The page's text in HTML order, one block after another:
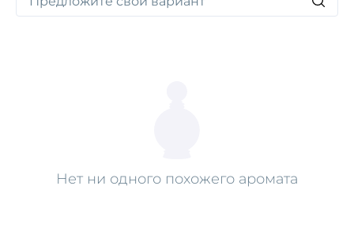
Нет ни одного похожего аромата